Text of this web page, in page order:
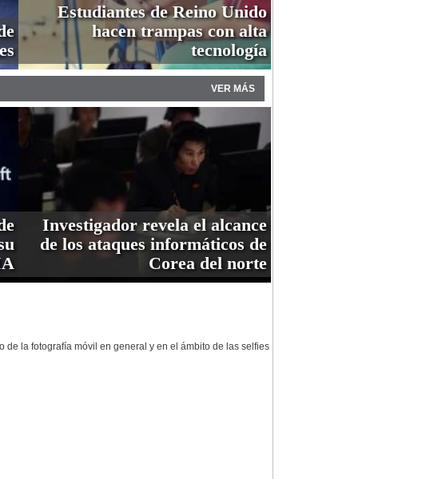
Estudiantes de Reino Unido
hacen trampas con alta
tecnología
VER MÁS
Investigador revela el alcance
de los ataques informáticos de
Corea del norte
la fotografía móvil en general y en el ámbito de las selfies